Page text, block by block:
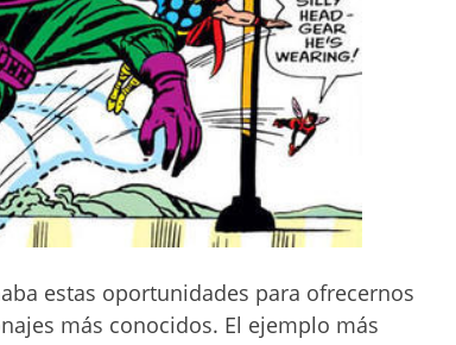
estas oportunidades para ofrecernos
más conocidos. El ejemplo más